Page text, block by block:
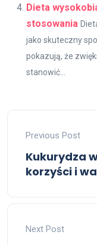
Dieta
stosowania
jako skuteczny
pokazują, że
stanowić...
Previous Post
Kukurydza
korzyści i
Next Post